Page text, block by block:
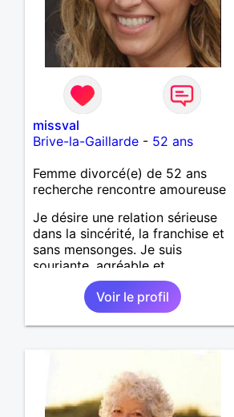
missval
Brive-la-Gaillarde- 52 ans
Femme divorcé(e) de 52 ans
recherche rencontre amoureuse
Je désire une relation sérieuse
dans la sincérité, la franchise et
sans mensonges. Je suis
souriante, agréable et
respectueuse tout en désirant
passer de bons moments de
complicité avec un homme
voulant aller dans la même
Voir le profil